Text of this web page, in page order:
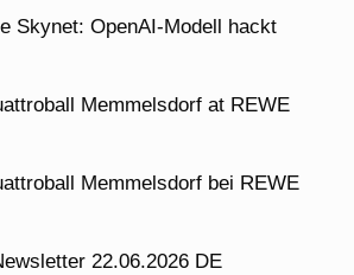
Skynet: OpenAI-Modell hackt
Memmelsdorf at REWE
Memmelsdorf bei REWE
22.06.2026 DE